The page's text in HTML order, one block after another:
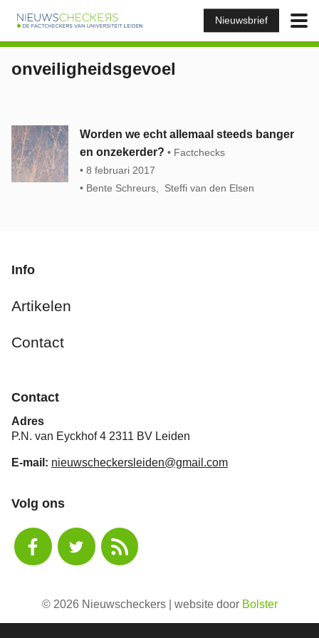
Nieuwsbrief
onveiligheidsgevoel
Worden we echt allemaal steeds banger
en onzekerder?
Factchecks
8 februari 2017
Bente Schreurs
Steffi van den Elsen
Info
Artikelen
Contact
Contact
Adres
P.N. van Eyckhof 4 2311 BV Leiden
E-mail: nieuwscheckersleiden@gmail.com
Volg ons
© 2026 Nieuwscheckers | website door Bolster